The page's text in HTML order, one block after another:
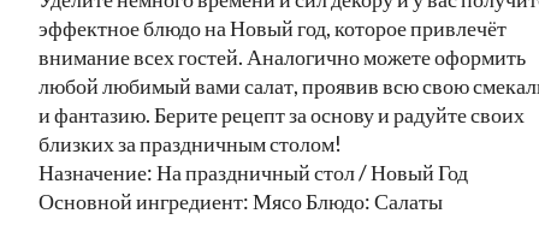
эффектное блюдо на Новый год, которое привлечёт
внимание всех гостей. Аналогично можете оформить
любой любимый вами салат, проявив всю свою
и фантазию. Берите рецепт за основу и радуйте своих
близких за праздничным столом!
Назначение: На праздничный стол / Новый Год
Основной ингредиент: Мясо Блюдо: Салаты